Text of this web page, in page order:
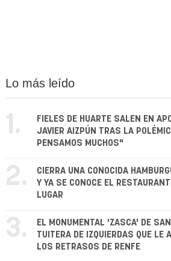
Lo más leído
1.
FIELES DE HUARTE SALEN EN
JAVIER AIZPÚN TRAS LA
PENSAMOS MUCHOS"
2.
CIERRA UNA CONOCIDA
Y YA SE CONOCE EL
LUGAR
3.
EL MONUMENTAL 'ZASCA' DE
TUITERA DE IZQUIERDAS QUE LE
LOS RETRASOS DE RENFE